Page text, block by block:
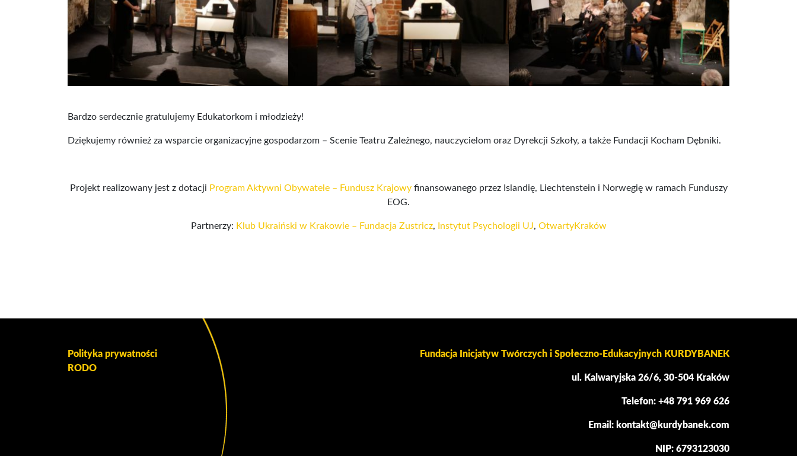
Bardzo serdecznie gratulujemy Edukatorkom i młodzieży!
Dziękujemy również za wsparcie organizacyjne gospodarzom – Scenie Teatru Zależnego, nauczycielom oraz Dyrekcji Szkoły, a także Fundacji Kocham Dębniki.
Projekt realizowany jest z dotacji Program Aktywni Obywatele – Fundusz Krajowyfinansowanego przez Islandię, Liechtenstein i Norwegię w ramach Funduszy
EOG.
Partnerzy: Klub Ukraiński w Krakowie – Fundacja Zustricz, Instytut Psychologii UJ, OtwartyKraków
Polityka prywatności
RODO
Fundacja Inicjatyw Twórczych i Społeczno-Edukacyjnych KURDYBANEK
ul. Kalwaryjska 26/6, 30-504 Kraków
Telefon: +48 791 969 626
Email: kontakt@kurdybanek.com
NIP: 6793123030